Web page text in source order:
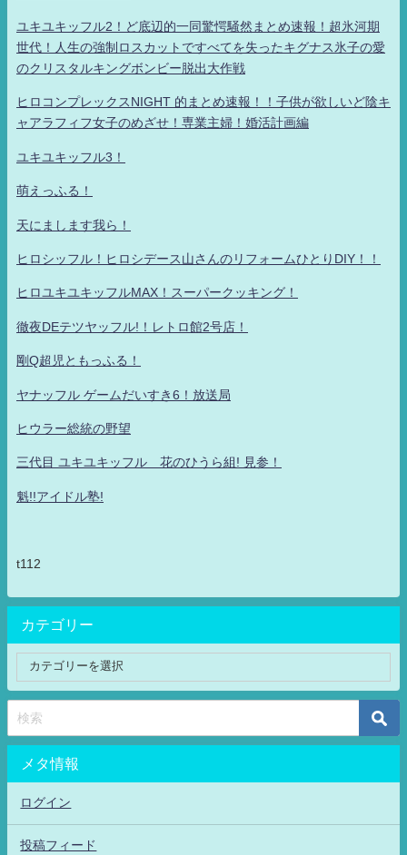
ユキユキッフル2！ど底辺的一同驚愕騒然まとめ速報！超氷河期
世代！人生の強制ロスカットですべてを失ったキグナス氷子の愛
のクリスタルキングボンビー脱出大作戦
ヒロコンプレックスNIGHT 的まとめ速報！！子供が欲しいど陰キ
ャアラフィフ女子のめざせ！専業主婦！婚活計画編
ユキユキッフル3！
萌えっふる！
天にまします我ら！
ヒロシッフル！ヒロシデース山さんのリフォームひとりDIY！！
ヒロユキユキッフルMAX！スーパークッキング！
徹夜DEテツヤッフル!！レトロ館2号店！
剛Q超児ともっふる！
ヤナッフル ゲームだいすき6！放送局
ヒウラー総統の野望
三代目 ユキユキッフル 花のひうら組! 見参！
魁!!アイドル塾!
t112
カテゴリー
メタ情報
ログイン
投稿フィード